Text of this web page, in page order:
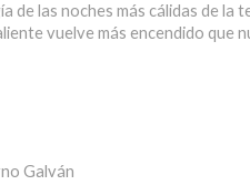
de las noches más cálidas de la
vuelve más encendido que
Galván